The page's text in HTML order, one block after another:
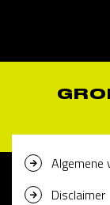
Algemene
Disclaimer